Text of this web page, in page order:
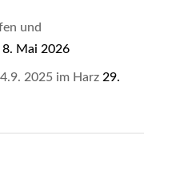
und
8. Mai 2026
2025 im Harz 29.